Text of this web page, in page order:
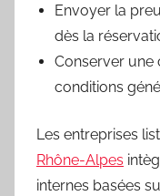
Envoyer la
dès la
Conserver une
conditions
Les entreprises
Rhône-Alpes
internes basées